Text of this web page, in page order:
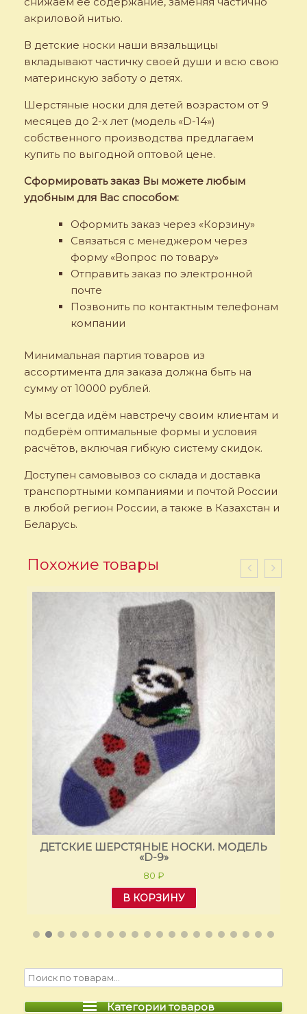
акриловой нитью.
В детские носки наши вязальщицы
вкладывают частичку своей души и всю свою
материнскую заботу о детях.
Шерстяные носки для детей возрастом от 9
месяцев до 2-х лет (модель «D-14»)
собственного производства предлагаем
купить по выгодной оптовой цене.
Сформировать заказ Вы можете любым
удобным для Вас способом:
Оформить заказ через «Корзину»
Связаться с менеджером через
форму «Вопрос по товару»
Отправить заказ по электронной
почте
Позвонить по контактным телефонам
компании
Минимальная партия товаров из
ассортимента для заказа должна быть на
сумму от 10000 рублей.
Мы всегда идём навстречу своим клиентам и
подберём оптимальные формы и условия
расчётов, включая гибкую систему скидок.
Доступен самовывоз со склада и доставка
транспортными компаниями и почтой России
в любой регион России, а также в Казахстан и
Беларусь.
Похожие товары
ДЕТСКИЕ ШЕРСТЯНЫЕ НОСКИ. МОДЕЛЬ
«D-9»
80 ₽
В КОРЗИНУ
Категории товаров